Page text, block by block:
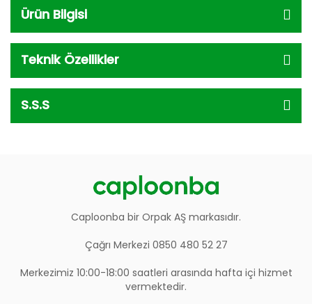
Ürün Bilgisi
Teknik Özellikler
S.S.S
Caploonba bir Orpak AŞ markasıdır.
Çağrı Merkezi 0850 480 52 27
Merkezimiz 10:00-18:00 saatleri arasında hafta içi hizmet
vermektedir.